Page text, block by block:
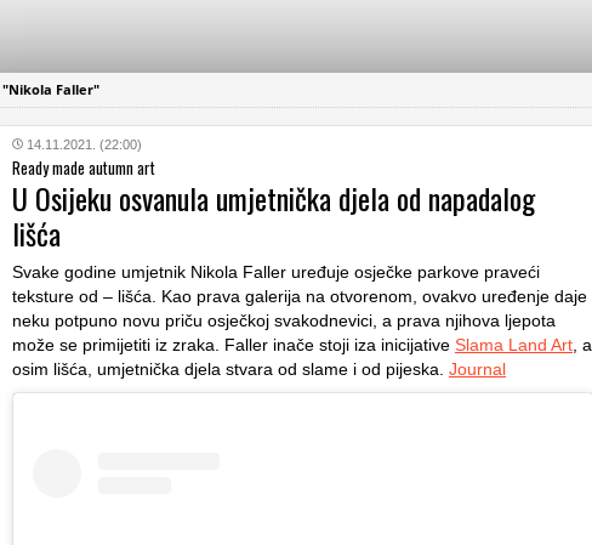
"Nikola Faller"
14.11.2021. (22:00)
Ready made autumn art
U Osijeku osvanula umjetnička djela od napadalog
lišća
Svake godine umjetnik Nikola Faller uređuje osječke parkove praveći
teksture od – lišća. Kao prava galerija na otvorenom, ovakvo uređenje daje
neku potpuno novu priču osječkoj svakodnevici, a prava njihova ljepota
može se primijetiti iz zraka. Faller inače stoji iza inicijative Slama Land Art , a
osim lišća, umjetnička djela stvara od slame i od pijeska. Journal